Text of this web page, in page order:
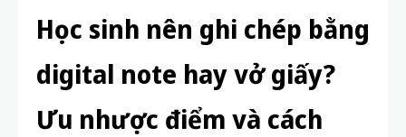
Học sinh nên ghi chép bằng
digital note hay vở giấy?
Ưu nhược điểm và cách